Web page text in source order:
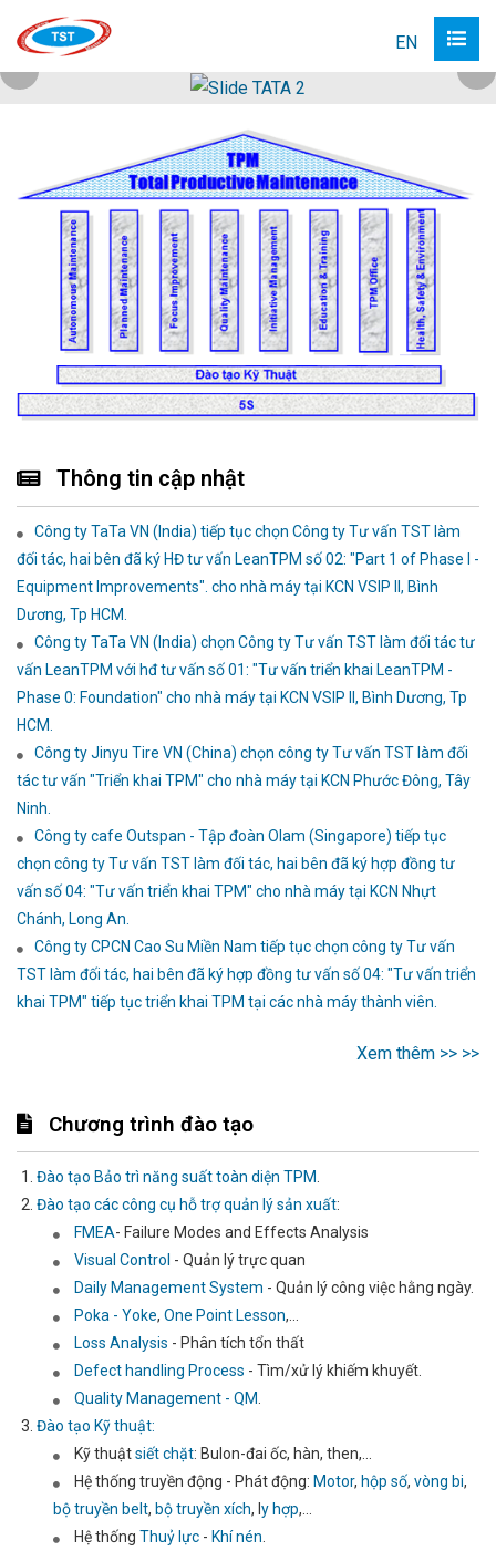
EN
Thông tin cập nhật
Công ty TaTa VN (India) tiếp tục chọn Công ty Tư vấn TST làm
đối tác, hai bên đã ký HĐ tư vấn LeanTPM số 02: "Part 1 of Phase I -
Equipment Improvements". cho nhà máy tại KCN VSIP II, Bình
Dương, Tp HCM.
Công ty TaTa VN (India) chọn Công ty Tư vấn TST làm đối tác tư
vấn LeanTPM với hđ tư vấn số 01: "Tư vấn triển khai LeanTPM -
Phase 0: Foundation" cho nhà máy tại KCN VSIP II, Bình Dương, Tp
HCM.
Công ty Jinyu Tire VN (China) chọn công ty Tư vấn TST làm đối
tác tư vấn "Triển khai TPM" cho nhà máy tại KCN Phước Đông, Tây
Ninh.
Công ty cafe Outspan - Tập đoàn Olam (Singapore) tiếp tục
chọn công ty Tư vấn TST làm đối tác, hai bên đã ký hợp đồng tư
vấn số 04: "Tư vấn triển khai TPM" cho nhà máy tại KCN Nhựt
Chánh, Long An.
Công ty CPCN Cao Su Miền Nam tiếp tục chọn công ty Tư vấn
TST làm đối tác, hai bên đã ký hợp đồng tư vấn số 04: "Tư vấn triển
khai TPM" tiếp tục triển khai TPM tại các nhà máy thành viên.
Xem thêm >> >>
Chương trình đào tạo
Đào tạo Bảo trì năng suất toàn diện TPM
Đào tạo các công cụ hỗ trợ quản lý sản xuất:
FMEA- Failure Modes and Effects Analysis
Visual Control - Quản lý trực quan
Daily Management System - Quản lý công việc hằng ngày.
Poka - Yoke, One Point Lesson,...
Loss Analysis - Phân tích tổn thất
Defect handling Process - Tìm/xử lý khiếm khuyết.
Quality Management - QM
Đào tạo Kỹ thuật:
Kỹ thuậtsiết chặt: Bulon-đai ốc, hàn, then,...
Hệ thống truyền động - Phát động: Motor, hộp số, vòng bi,
bộ truyền belt, bộ truyền xích, l y hợp,...
Hệ thống Thuỷ lực - Khí nén